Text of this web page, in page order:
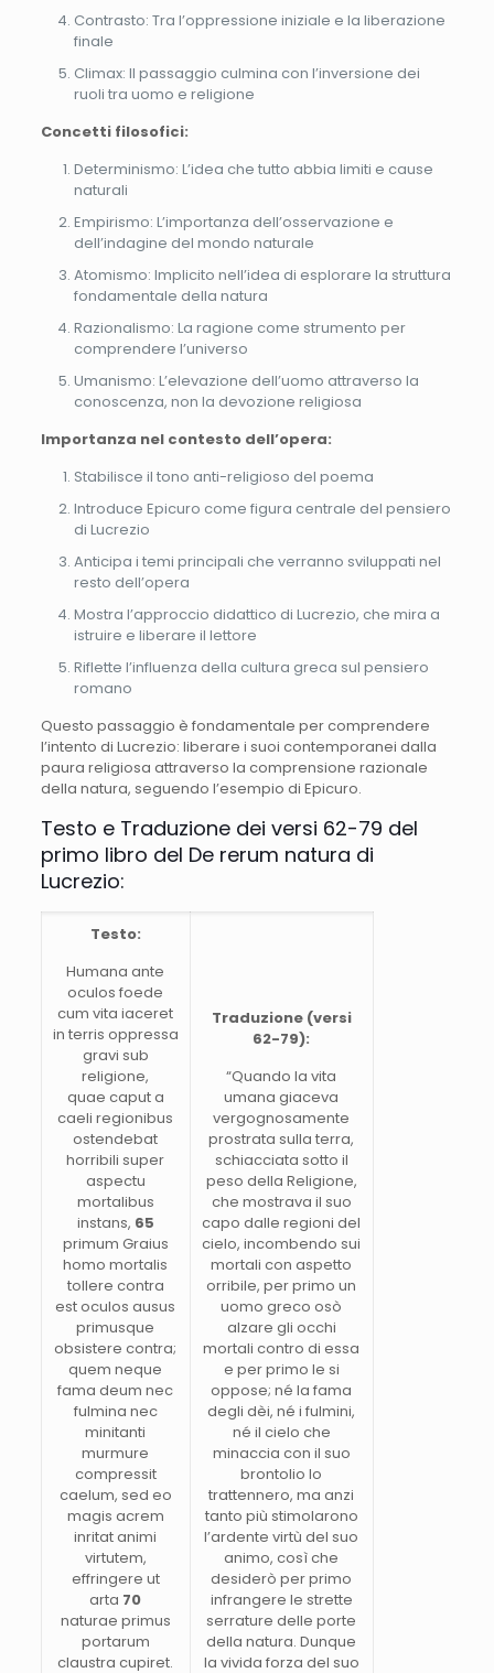
Contrasto: Tra l’oppressione iniziale e la liberazione
finale
Climax: Il passaggio culmina con l’inversione dei
ruoli tra uomo e religione
Concetti filosofici:
Determinismo: L’idea che tutto abbia limiti e cause
naturali
Empirismo: L’importanza dell’osservazione e
dell’indagine del mondo naturale
Atomismo: Implicito nell’idea di esplorare la struttura
fondamentale della natura
Razionalismo: La ragione come strumento per
comprendere l’universo
Umanismo: L’elevazione dell’uomo attraverso la
conoscenza, non la devozione religiosa
Importanza nel contesto dell’opera:
Stabilisce il tono anti-religioso del poema
Introduce Epicuro come figura centrale del pensiero
di Lucrezio
Anticipa i temi principali che verranno sviluppati nel
resto dell’opera
Mostra l’approccio didattico di Lucrezio, che mira a
istruire e liberare il lettore
Riflette l’influenza della cultura greca sul pensiero
romano
Questo passaggio è fondamentale per comprendere
l’intento di Lucrezio: liberare i suoi contemporanei dalla
paura religiosa attraverso la comprensione razionale
della natura, seguendo l’esempio di Epicuro.
Testo e Traduzione dei versi 62-79 del
primo libro del De rerum natura di
Lucrezio:
Testo:
Humana ante
oculos foede
cum vita iaceret
in terris oppressa
gravi sub
religione,
quae caput a
caeli regionibus
ostendebat
horribili super
aspectu
mortalibus
instans, 65
primum Graius
homo mortalis
tollere contra
est oculos ausus
primusque
obsistere contra;
quem neque
fama deum nec
fulmina nec
minitanti
murmure
compressit
caelum, sed eo
magis acrem
inritat animi
virtutem,
effringere ut
arta 70
naturae primus
portarum
claustra cupiret.
Traduzione(versi
62-79):
“Quando la vita
umana giaceva
vergognosamente
prostrata sulla terra,
schiacciata sotto il
peso della Religione,
che mostrava il suo
capo dalle regioni del
cielo, incombendo sui
mortali con aspetto
orribile, per primo un
uomo greco osò
alzare gli occhi
mortali contro di essa
e per primo le si
oppose; né la fama
degli dèi, né i fulmini,
né il cielo che
minaccia con il suo
brontolio lo
trattennero, ma anzi
tanto più stimolarono
l’ardente virtù del suo
animo, così che
desiderò per primo
infrangere le strette
serrature delle porte
della natura. Dunque
la vivida forza del suo